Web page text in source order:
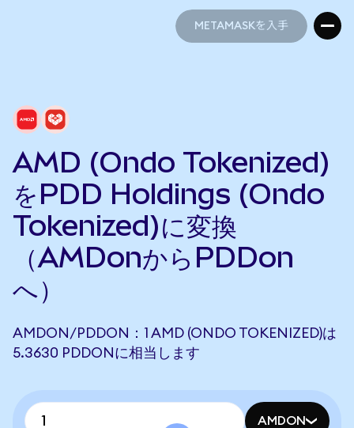
METAMASKを入手
AMD (Ondo Tokenized)
をPDD Holdings (Ondo
Tokenized)に変換
（AMDonからPDDon
へ）
AMDON/PDDON：1 AMD (ONDO TOKENIZED)は
5.3630 PDDONに相当します
AMDON